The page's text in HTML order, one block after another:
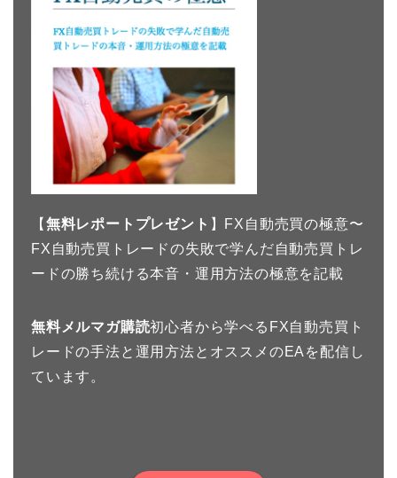
【 無料レポートプレゼント 】FX自動売買の極意〜
FX自動売買トレードの失敗で学んだ自動売買トレ
ードの勝ち続ける本音・運用方法の極意を記載
無料メルマガ購読初心者から学べるFX自動売買ト
レードの手法と運用方法とオススメのEAを配信し
ています。